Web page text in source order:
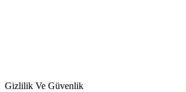
Gizlilik Ve Güvenlik